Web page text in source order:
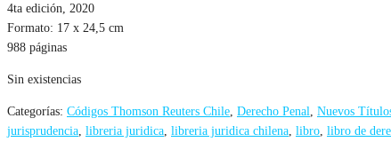
4ta edición, 2020
Formato: 17 x 24,5 cm
988 páginas
Sin existencias
Categorías: Códigos Thomson Reuters Chile Derecho Penal Nuevos
jurisprudencia libreria juridica libreria juridica chilena libro libro de